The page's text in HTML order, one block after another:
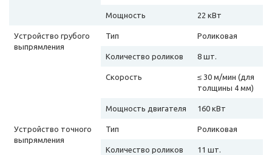
Мощность 22 кВт
Устройство грубого
выпрямления
Тип Роликовая
Количество роликов 8 шт.
Скорость
≤ 30 м/мин (для
толщины 4 мм)
Мощность двигателя 160 кВт
Устройство точного
выпрямления
Тип Роликовая
Количество роликов 11 шт.